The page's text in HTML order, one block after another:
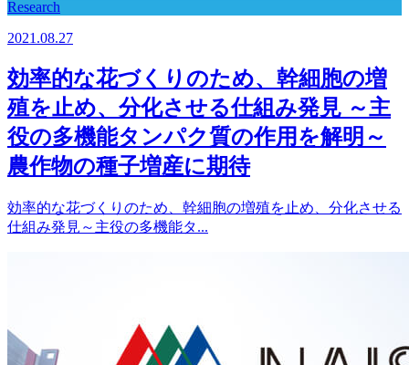
Research
2021.08.27
効率的な花づくりのため、幹細胞の増
殖を止め、分化させる仕組み発見 ～主
役の多機能タンパク質の作用を解明～
農作物の種子増産に期待
効率的な花づくりのため、幹細胞の増殖を止め、分化させる
仕組み発見～主役の多機能タ...